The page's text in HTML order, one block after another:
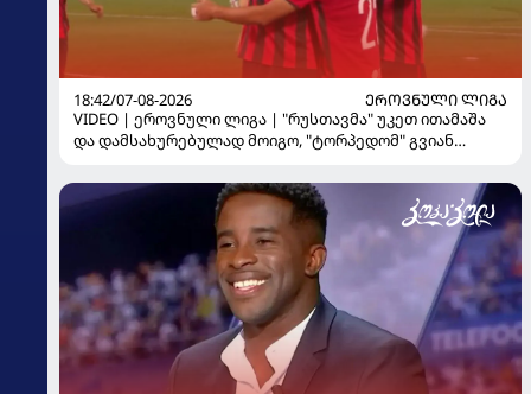
18:42/07-08-2026
ᲔᲠᲝᲕᲜᲣᲚᲘ ᲚᲘᲒᲐ
VIDEO | ეროვნული ლიგა | "რუსთავმა" უკეთ ითამაშა
და დამსახურებულად მოიგო, "ტორპედომ" გვიან